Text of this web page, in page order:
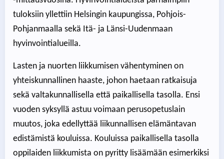
tuloksiin yllettiin Helsingin kaupungissa, Pohjois-
Pohjanmaalla sekä Itä- ja Länsi-Uudenmaan
hyvinvointialueilla.
Lasten ja nuorten liikkumisen vähentyminen on
yhteiskunnallinen haaste, johon haetaan ratkaisuja
sekä valtakunnallisella että paikallisella tasolla. Ensi
vuoden syksyllä astuu voimaan perusopetuslain
muutos, joka edellyttää liikunnallisen elämäntavan
edistämistä kouluissa. Kouluissa paikallisella tasolla
oppilaiden liikkumista on pyritty lisäämään esimerkiksi